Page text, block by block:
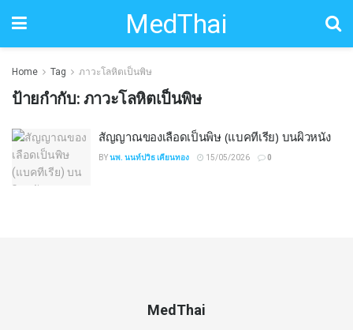
MedThai
Home Tag ภาวะโลหิตเป็นพิษ
ป้ายกำกับ: ภาวะโลหิตเป็นพิษ
สัญญาณของเลือดเป็นพิษ (แบคทีเรีย) บนผิวหนัง
BYนพ. นนท์ปวิธ เคียนทอง 15/05/2026 0
MedThai